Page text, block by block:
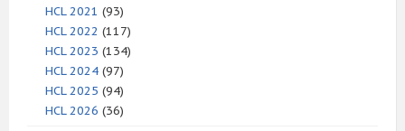
HCL 2021 (93)
HCL 2022 (117)
HCL 2023 (134)
HCL 2024 (97)
HCL 2025 (94)
HCL 2026 (36)